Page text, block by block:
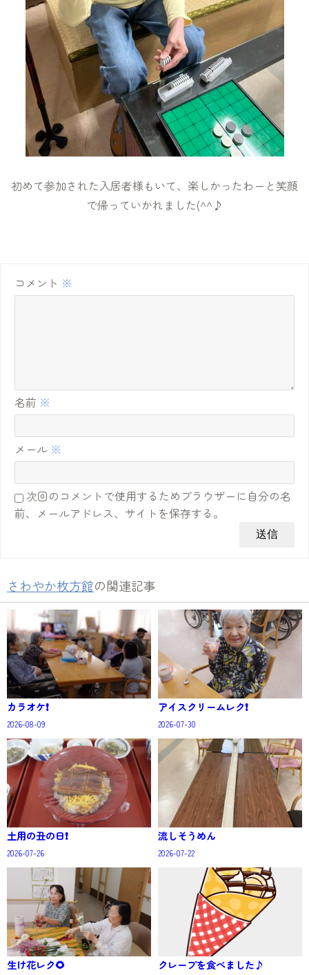
初めて参加された入居者様もいて、楽しかったわーと笑顔
で帰っていかれました(^^♪
コメント ※
名前 ※
メール ※
次回のコメントで使用するためブラウザーに自分の名
前、メールアドレス、サイトを保存する。
さわやか枚方館の関連記事
カラオケ❗
2026-08-09
アイスクリームレク❗
2026-07-30
土用の丑の日❗
2026-07-26
流しそうめん
2026-07-22
生け花レク🌻 クレープを食べました♪